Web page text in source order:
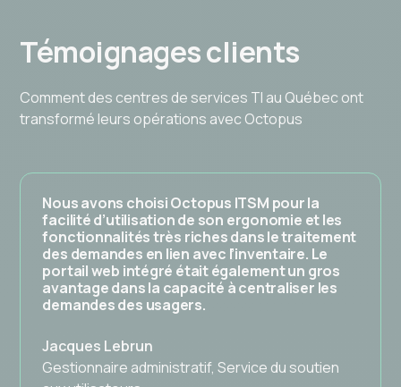
Témoignages clients
Comment des centres de services TI au Québec ont
transformé leurs opérations avec Octopus
Nous avons choisi Octopus ITSM pour la
facilité d’utilisation de son ergonomie et les
fonctionnalités très riches dans le traitement
des demandes en lien avec l’inventaire. Le
portail web intégré était également un gros
avantage dans la capacité à centraliser les
demandes des usagers.
Jacques Lebrun
Gestionnaire administratif, Service du soutien